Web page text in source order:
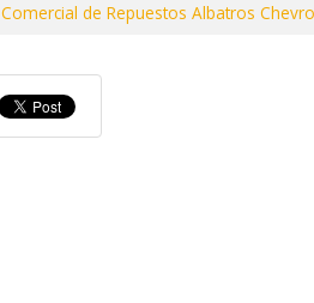
Comercial de Repuestos Albatros